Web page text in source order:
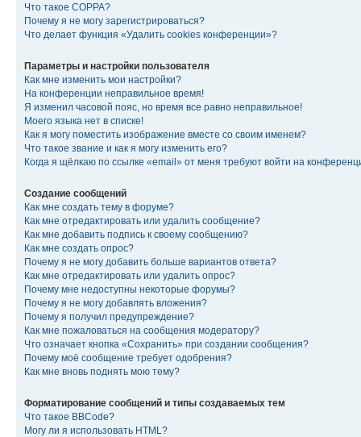
Что такое COPPA?
Почему я не могу зарегистрироваться?
Что делает функция «Удалить cookies конференции»?
Параметры и настройки пользователя
Как мне изменить мои настройки?
На конференции неправильное время!
Я изменил часовой пояс, но время все равно неправильное!
Моего языка нет в списке!
Как я могу поместить изображение вместе со своим именем?
Что такое звание и как я могу изменить его?
Когда я щёлкаю по ссылке «email» от меня требуют войти на
Создание сообщений
Как мне создать тему в форуме?
Как мне отредактировать или удалить сообщение?
Как мне добавить подпись к своему сообщению?
Как мне создать опрос?
Почему я не могу добавить больше вариантов ответа?
Как мне отредактировать или удалить опрос?
Почему мне недоступны некоторые форумы?
Почему я не могу добавлять вложения?
Почему я получил предупреждение?
Как мне пожаловаться на сообщения модератору?
Что означает кнопка «Сохранить» при создании сообщения?
Почему моё сообщение требует одобрения?
Как мне вновь поднять мою тему?
Форматирование сообщений и типы создаваемых тем
Что такое BBCode?
Могу ли я использовать HTML?